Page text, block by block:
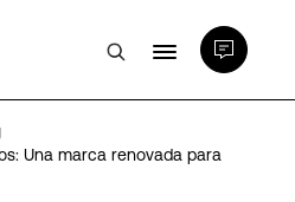
Una marca renovada para